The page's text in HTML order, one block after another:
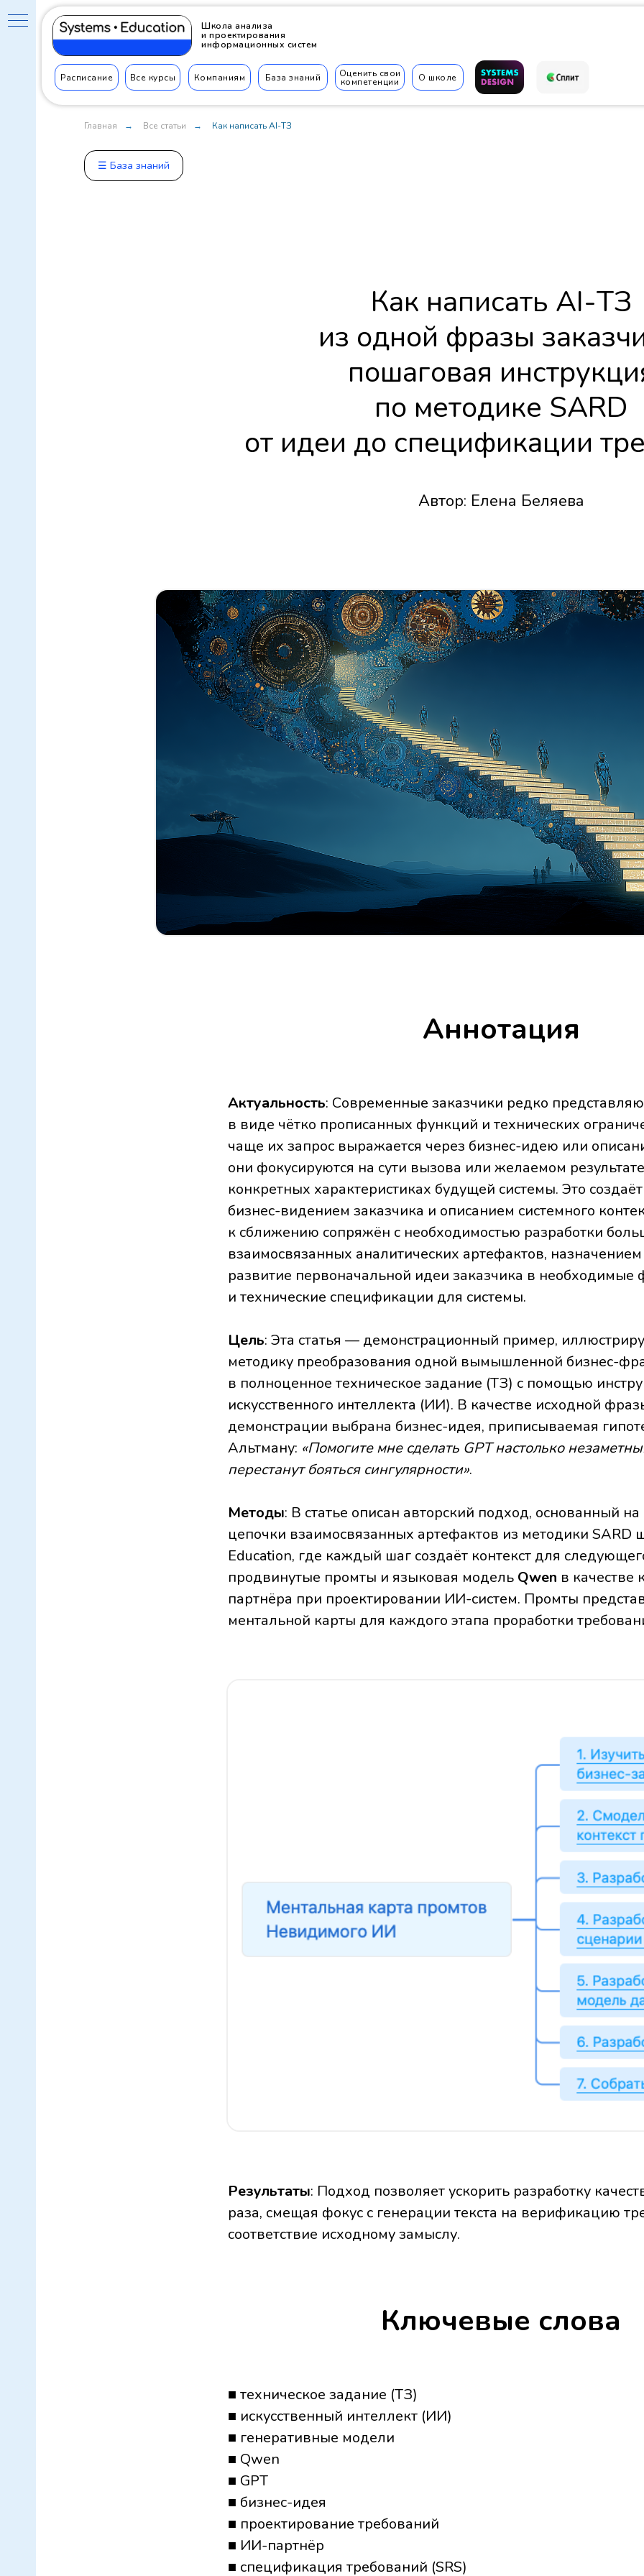
Школа анализа
и проектирования
информационных систем
Расписание Все курсы Компаниям Оценить свои
компетенции
База знаний О школе
Главная → Все статьи → Как написать AI-ТЗ
☰ База знаний
Как написать AI-ТЗ
из одной фразы
пошаговая
по методике SARD
от идеи до спецификации
Автор: Елена Беляева
Аннотация
Актуальность: Современные заказчики редко
в виде чётко прописанных функций и технических
чаще их запрос выражается через бизнес-идею или
они фокусируются на сути вызова или желаемом
конкретных характеристиках будущей системы. Это
бизнес-видением заказчика и описанием системного
к сближению сопряжён с необходимостью разработки
взаимосвязанных аналитических артефактов,
развитие первоначальной идеи заказчика в
и технические спецификации для системы.
Цель: Эта статья — демонстрационный пример,
методику преобразования одной вымышленной бизнес-
в полноценное техническое задание (ТЗ) с помощью
искусственного интеллекта (ИИ). В качестве исходной
демонстрации выбрана бизнес-идея, приписываемая
Альтману: «Помогите мне сделать GPT настолько
перестанут бояться сингулярности».
Методы: В статье описан авторский подход, основанный
цепочки взаимосвязанных артефактов из методики SARD
Education, где каждый шаг создаёт контекст для
продвинутые промты и языковая модель Qwen в качестве
партнёра при проектировании ИИ-систем. Промты
ментальной карты для каждого этапа проработки
Результаты: Подход позволяет ускорить разработку
раза, смещая фокус с генерации текста на верификацию
соответствие исходному замыслу.
Ключевые слова
■ техническое задание (ТЗ)
■ искусственный интеллект (ИИ)
■ генеративные модели
■ Qwen
■ GPT
■ бизнес-идея
■ проектирование требований
■ ИИ-партнёр
■ спецификация требований (SRS)